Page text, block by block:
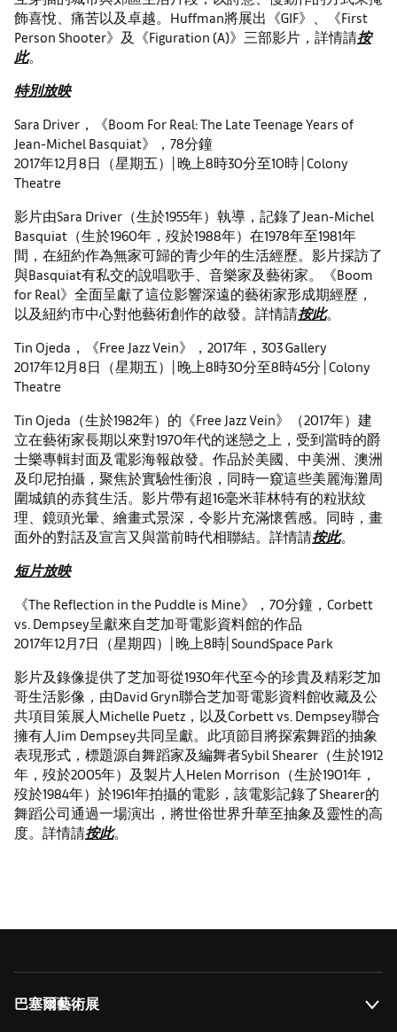
飾喜悅、痛苦以及卓越。Huffman將展出《GIF》、《First
Person Shooter》及《Figuration (A)》三部影片，詳情請按
此。
特別放映
Sara Driver，《Boom For Real: The Late Teenage Years of
Jean-Michel Basquiat》，78分鐘
2017年12月8日（星期五）| 晚上8時30分至10時 | Colony
Theatre
影片由Sara Driver（生於1955年）執導，記錄了Jean-Michel
Basquiat（生於1960年，歿於1988年）在1978年至1981年
間，在紐約作為無家可歸的青少年的生活經歷。影片採訪了
與Basquiat有私交的說唱歌手、音樂家及藝術家。《Boom
for Real》全面呈獻了這位影響深遠的藝術家形成期經歷，
以及紐約市中心對他藝術創作的啟發。詳情請按此。
Tin Ojeda，《Free Jazz Vein》，2017年，303 Gallery
2017年12月8日（星期五）| 晚上8時30分至8時45分 | Colony
Theatre
Tin Ojeda（生於1982年）的《Free Jazz Vein》（2017年）建
立在藝術家長期以來對1970年代的迷戀之上，受到當時的爵
士樂專輯封面及電影海報啟發。作品於美國、中美洲、澳洲
及印尼拍攝，聚焦於實驗性衝浪，同時一窺這些美麗海灘周
圍城鎮的赤貧生活。影片帶有超16毫米菲林特有的粒狀紋
理、鏡頭光暈、繪畫式景深，令影片充滿懷舊感。同時，畫
面外的對話及宣言又與當前時代相聯結。詳情請按此。
短片放映
《The Reflection in the Puddle is Mine》，70分鐘，Corbett
vs. Dempsey呈獻來自芝加哥電影資料館的作品
2017年12月7日（星期四）| 晚上8時| SoundSpace Park
影片及錄像提供了芝加哥從1930年代至今的珍貴及精彩芝加
哥生活影像，由David Gryn聯合芝加哥電影資料館收藏及公
共項目策展人Michelle Puetz，以及Corbett vs. Dempsey聯合
擁有人Jim Dempsey共同呈獻。此項節目將探索舞蹈的抽象
表現形式，標題源自舞蹈家及編舞者Sybil Shearer（生於1912
年，歿於2005年）及製片人Helen Morrison（生於1901年，
歿於1984年）於1961年拍攝的電影，該電影記錄了Shearer的
舞蹈公司通過一場演出，將世俗世界升華至抽象及靈性的高
度。詳情請按此。
巴塞爾藝術展